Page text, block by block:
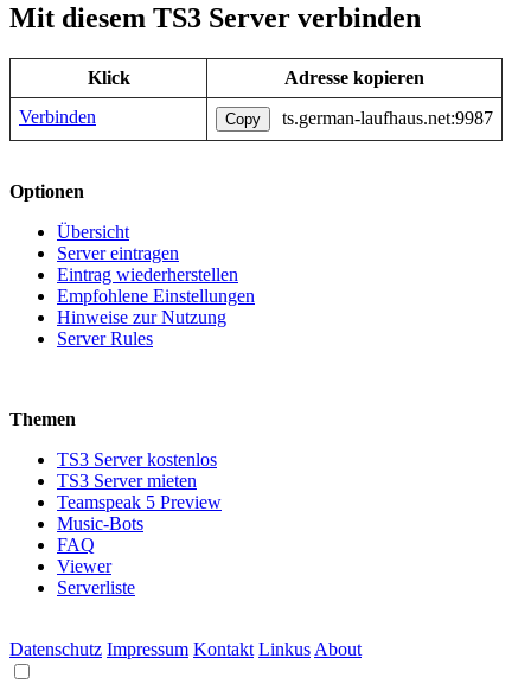
Mit diesem TS3 Server verbinden
Klick
Adresse kopieren
Verbinden
Copy ts.german-laufhaus.net:9987
Optionen
Übersicht
Server eintragen
Eintrag wiederherstellen
Empfohlene Einstellungen
Hinweise zur Nutzung
Server Rules
Themen
TS3 Server kostenlos
TS3 Server mieten
Teamspeak 5 Preview
Music-Bots
FAQ
Viewer
Serverliste
Datenschutz Impressum Kontakt Linkus About